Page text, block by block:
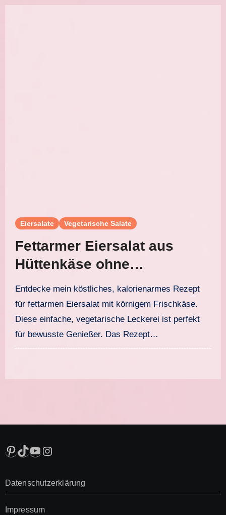
Eiersalate Vegetarische Salate
Fettarmer Eiersalat aus
Hüttenkäse ohne
Mayonnaise
Entdecke mein köstliches, kalorienarmes Rezept
für fettarmen Eiersalat mit körnigem Frischkäse.
Diese einfache, vegetarische Leckerei ist perfekt
für bewusste Genießer. Das Rezept…
Pinterest
TikTok
YouTube
Instagram
Datenschutzerklärung
Impressum